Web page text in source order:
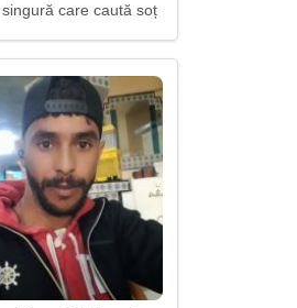
care caută soț